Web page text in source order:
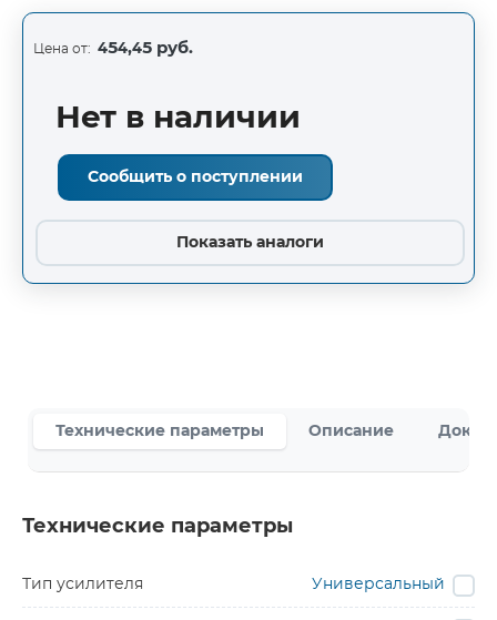
Цена от: 454,45 руб.
Нет в наличии
Сообщить о поступлении
Показать аналоги
Технические параметры Описание
Технические параметры
Тип усилителя Универсальный